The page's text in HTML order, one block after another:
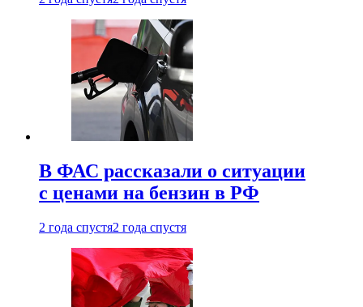
В ФАС рассказали о ситуации
с ценами на бензин в РФ
2 года спустя2 года спустя